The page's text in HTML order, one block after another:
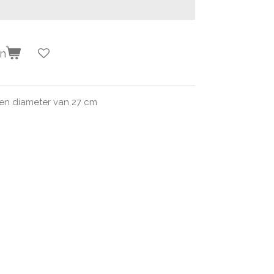
diameter van 27 cm